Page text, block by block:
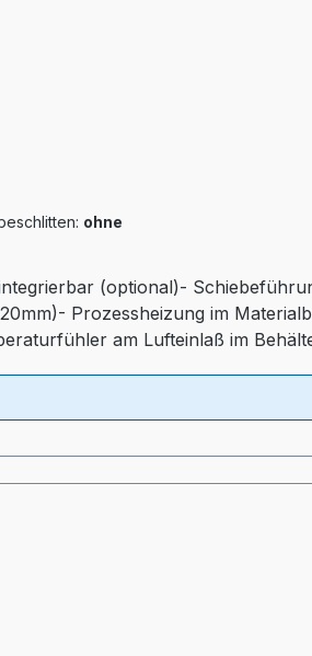
ohne
(optional)-
Prozessheizung im
am Lufteinlaß im